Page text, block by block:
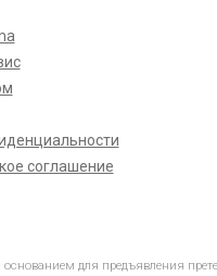
соглашение
основанием для предъявления